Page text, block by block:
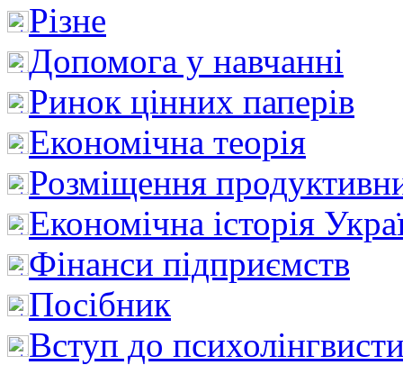
Різне
Допомога у навчанні
Ринок цінних паперів
Економічна теорія
Розміщення
Економічна історія
Фінанси підприємств
Посібник
Вступ до